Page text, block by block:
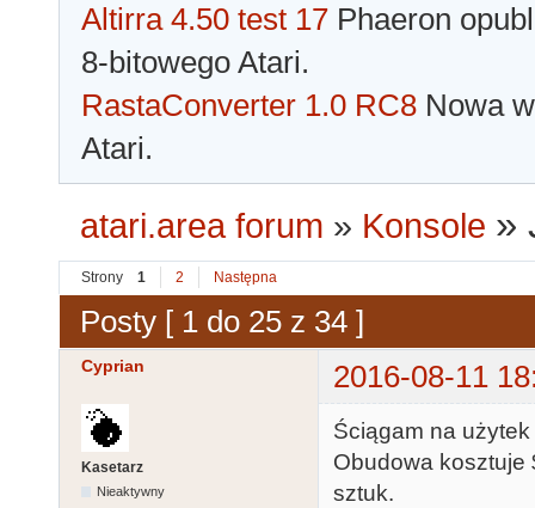
Altirra 4.50 test 17 Phaeron
8-bitowego Atari.
RastaConverter 1.0 RC8 Nowa
Atari.
atari.area forum » Konsole »
Strony 1 2 Następna
Posty [ 1 do 25 z 34 ]
Cyprian 2016-08-11
Kasetarz
Nieaktywny
Ściągam na
Obudowa kosztuje
sztuk.